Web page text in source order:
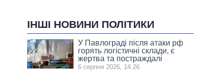
ІНШІ НОВИНИ ПОЛІТИКИ
У Павлограді після атаки рф
горять логістичні склади, є
жертва та постраждалі
6 серпня 2026, 14:26